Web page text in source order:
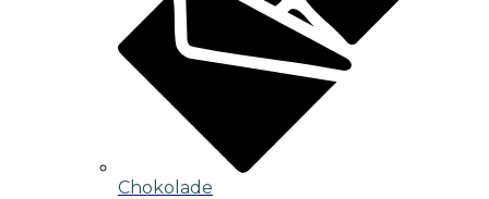
Chokolade